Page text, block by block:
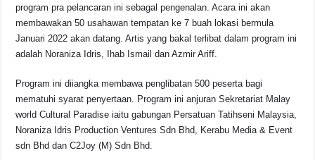
program pra pelancaran ini sebagal pengenalan. Acara ini akan
membawakan 50 usahawan tempatan ke 7 buah lokasi bermula
Januari 2022 akan datang. Artis yang bakal terlibat dalam program ini
adalah Noraniza Idris, Ihab Ismail dan Azmir Ariff.
Program ini diiangka membawa penglibatan 500 peserta bagi
mematuhi syarat penyertaan. Program ini anjuran Sekretariat Malay
world Cultural Paradise iaitu gabungan Persatuan Tatihseni Malaysia,
Noraniza Idris Production Ventures Sdn Bhd, Kerabu Media & Event
sdn Bhd dan C2Joy (M) Sdn Bhd.